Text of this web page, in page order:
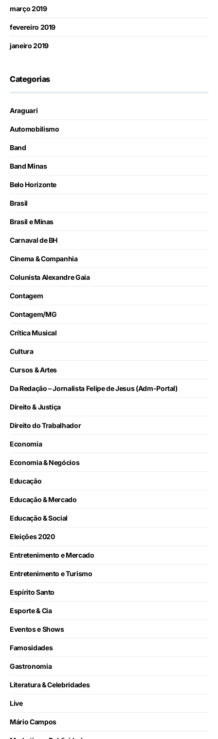
março 2019
fevereiro 2019
janeiro 2019
Categorias
Araguari
Automobilismo
Band
Band Minas
Belo Horizonte
Brasil
Brasil e Minas
Carnaval de BH
Cinema & Companhia
Colunista Alexandre Gaia
Contagem
Contagem/MG
Crítica Musical
Cultura
Cursos & Artes
Da Redação – Jornalista Felipe de Jesus (Adm-Portal)
Direito & Justiça
Direito do Trabalhador
Economia
Economia & Negócios
Educação
Educação & Mercado
Educação & Social
Eleições 2020
Entretenimento e Mercado
Entretenimento e Turismo
Espírito Santo
Esporte & Cia
Eventos e Shows
Famosidades
Gastronomia
Literatura & Celebridades
Live
Mário Campos